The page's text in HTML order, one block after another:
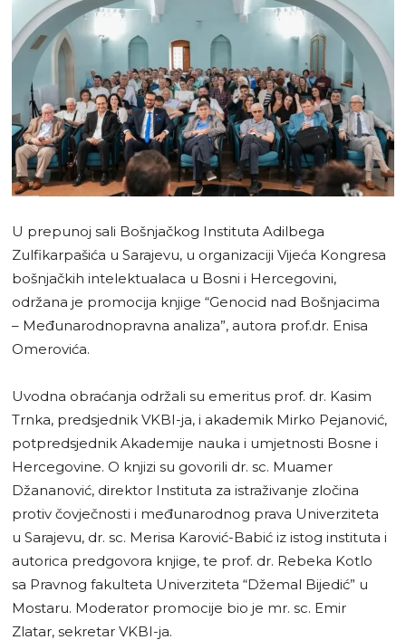
U prepunoj sali Bošnjačkog Instituta Adilbega
Zulfikarpašića u Sarajevu, u organizaciji Vijeća Kongresa
bošnjačkih intelektualaca u Bosni i Hercegovini,
održana je promocija knjige “Genocid nad Bošnjacima
– Međunarodnopravna analiza”, autora prof.dr. Enisa
Omerovića.
Uvodna obraćanja održali su emeritus prof. dr. Kasim
Trnka, predsjednik VKBI-ja, i akademik Mirko Pejanović,
potpredsjednik Akademije nauka i umjetnosti Bosne i
Hercegovine. O knjizi su govorili dr. sc. Muamer
Džananović, direktor Instituta za istraživanje zločina
protiv čovječnosti i međunarodnog prava Univerziteta
u Sarajevu, dr. sc. Merisa Karović-Babić iz istog instituta i
autorica predgovora knjige, te prof. dr. Rebeka Kotlo
sa Pravnog fakulteta Univerziteta “Džemal Bijedić” u
Mostaru. Moderator promocije bio je mr. sc. Emir
Zlatar, sekretar VKBI-ja.